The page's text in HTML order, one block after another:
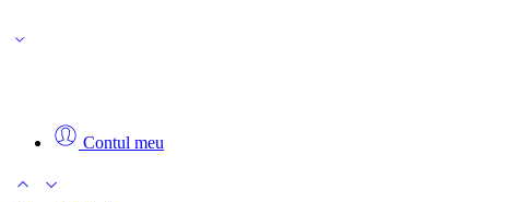
Contul meu